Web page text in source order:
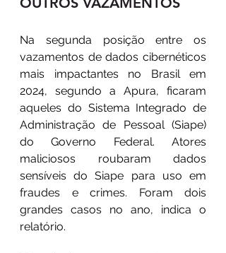
Na segunda posição entre os
vazamentos de dados cibernéticos
mais impactantes no Brasil em
2024, segundo a Apura, ficaram
aqueles do Sistema Integrado de
Administração de Pessoal (Siape)
do Governo Federal. Atores
maliciosos roubaram dados
sensíveis do Siape para uso em
fraudes e crimes. Foram dois
grandes casos no ano, indica o
relatório.